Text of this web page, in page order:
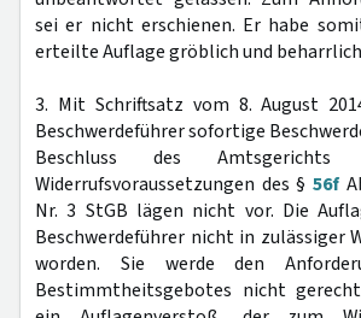
sei er nicht erschienen. Er habe
erteilte Auflage gröblich und
3. Mit Schriftsatz vom 8. August
Beschwerdeführer sofortige
Beschluss des
Widerrufsvoraussetzungen des §56f
Nr. 3 StGB lägen nicht vor. Die
Beschwerdeführer nicht in zulässiger
worden. Sie werde den
Bestimmtheitsgebotes nicht